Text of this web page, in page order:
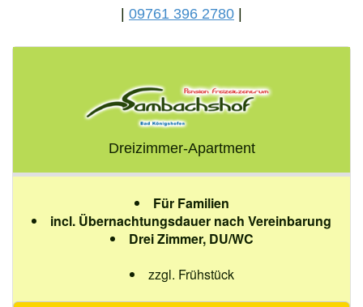
| 09761 396 2780 |
Dreizimmer-Apartment
Für Familien
incl. Übernachtungsdauer nach Vereinbarung
Drei Zimmer, DU/WC
zzgl. Frühstück